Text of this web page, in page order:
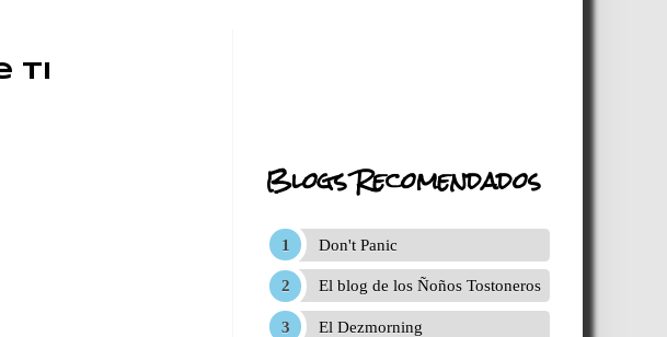
ti
Blogs Recomendados
Don't Panic
El blog de los Ñoños Tostoneros
El Dezmorning